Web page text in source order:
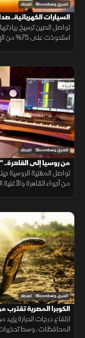
الشرق Bloomberg اقتصاد
السيارات الكهربائية..
تواصل الصين ترسيخ
الشرق Bloomberg اقتصاد
من روسيا إلى القاهرة..
تواصل المغنية الروسية
من أجواء القاهرة
الشرق Bloomberg اقتصاد
الكوبرا المصرية تقترب
ارتفاع درجات الحرارة
المحافظات، وسط